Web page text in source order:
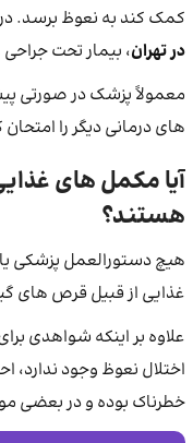
کمک کند به نعوظ برسد. در
در تهران، بیمار تحت
معمولاً پزشک در صورتی
های درمانی دیگر را
آیا مکمل های
هستند؟
هیچ دستورالعمل پزشکی
غذایی از قبیل قرص های
علاوه بر اینکه شواهدی
اختلال نعوظ وجود ندارد،
خطرناک بوده و در بعضی